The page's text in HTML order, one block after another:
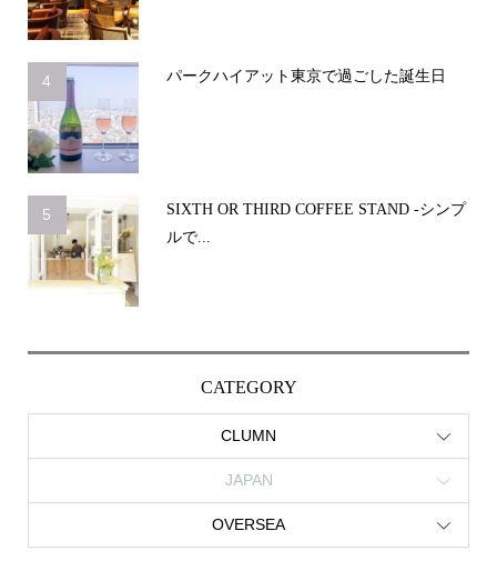
4 パークハイアット東京で過ごした誕生日
5
SIXTH OR THIRD COFFEE STAND -シンプ
ルで...
CATEGORY
CLUMN
JAPAN
OVERSEA